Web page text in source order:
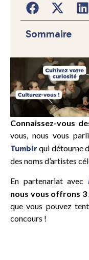
Connaissez-vous
vous, nous vous
Tumblr qui détourne
des noms d’artistes
En partenariat avec
nous vous offrons
que vous pouvez
concours !
Sommaire